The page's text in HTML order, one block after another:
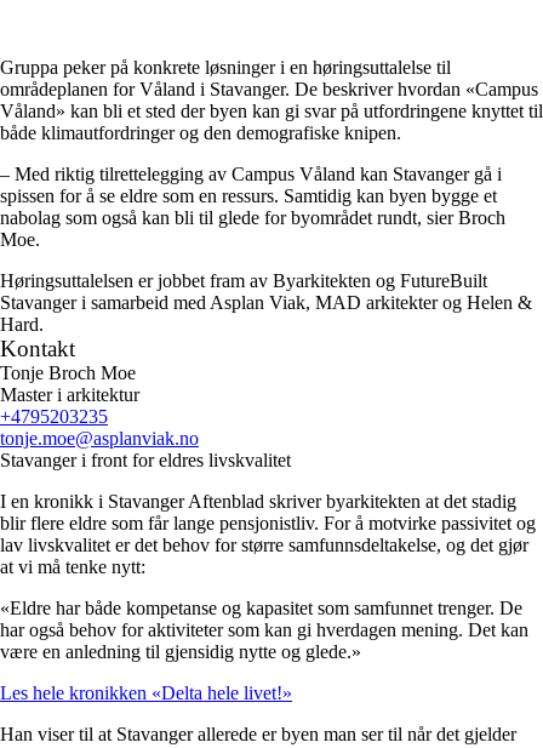
Gruppa peker på konkrete løsninger i en høringsuttalelse til
områdeplanen for Våland i Stavanger. De beskriver hvordan «Campus
Våland» kan bli et sted der byen kan gi svar på utfordringene knyttet til
både klimautfordringer og den demografiske knipen.
– Med riktig tilrettelegging av Campus Våland kan Stavanger gå i
spissen for å se eldre som en ressurs. Samtidig kan byen bygge et
nabolag som også kan bli til glede for byområdet rundt, sier Broch
Moe.
Høringsuttalelsen er jobbet fram av Byarkitekten og FutureBuilt
Stavanger i samarbeid med Asplan Viak, MAD arkitekter og Helen &
Hard.
Kontakt
Tonje Broch Moe
Master i arkitektur
+4795203235
tonje.moe@asplanviak.no
Stavanger i front for eldres livskvalitet
I en kronikk i Stavanger Aftenblad skriver byarkitekten at det stadig
blir flere eldre som får lange pensjonistliv. For å motvirke passivitet og
lav livskvalitet er det behov for større samfunnsdeltakelse, og det gjør
at vi må tenke nytt:
«Eldre har både kompetanse og kapasitet som samfunnet trenger. De
har også behov for aktiviteter som kan gi hverdagen mening. Det kan
være en anledning til gjensidig nytte og glede.»
Les hele kronikken «Delta hele livet!»
Han viser til at Stavanger allerede er byen man ser til når det gjelder